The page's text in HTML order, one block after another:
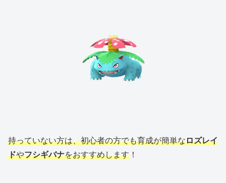
持っていない方は、初心者の方でも育成が簡単なロズレイ
ドやフシギバナをおすすめします ！